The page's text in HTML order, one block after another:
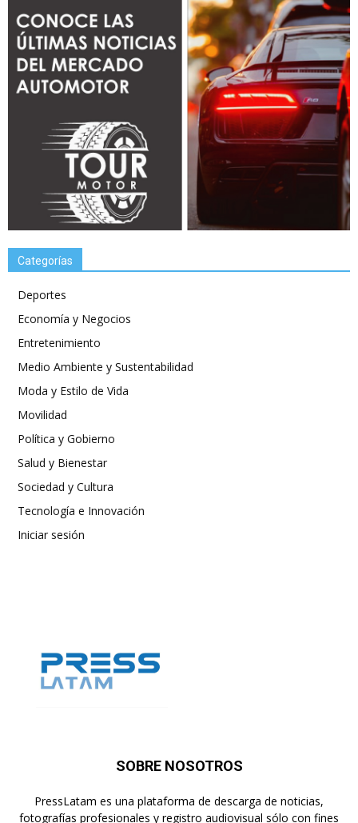
Categorías
Deportes
Economía y Negocios
Entretenimiento
Medio Ambiente y Sustentabilidad
Moda y Estilo de Vida
Movilidad
Política y Gobierno
Salud y Bienestar
Sociedad y Cultura
Tecnología e Innovación
Iniciar sesión
SOBRE NOSOTROS
PressLatam es una plataforma de descarga de noticias,
fotografías profesionales y registro audiovisual sólo con fines